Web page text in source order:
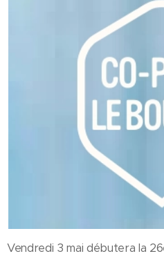
Vendredi 3 mai débutera la